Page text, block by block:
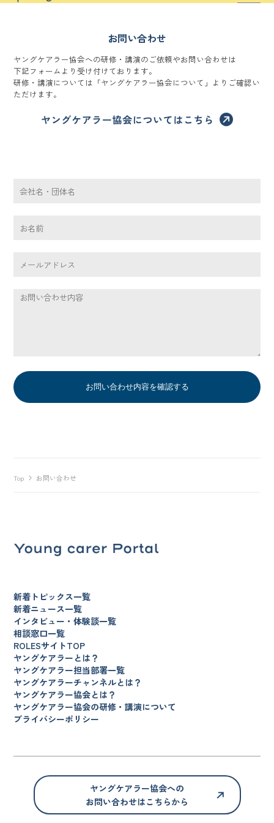
お問い合わせ
ヤングケアラー協会への研修・講演のご依頼やお問い合わせは
下記フォームより受け付けております。
研修・講演については「ヤングケアラー協会について」よりご確認い
ただけます。
Top お問い合わせ
新着トピックス一覧
新着ニュース一覧
インタビュー・体験談一覧
相談窓口一覧
ROLESサイトTOP
ヤングケアラーとは？
ヤングケアラー担当部署一覧
ヤングケアラーチャンネルとは？
ヤングケアラー協会とは？
ヤングケアラー協会の研修・講演について
プライバシーポリシー
ヤングケアラー協会への
お問い合わせはこちらから